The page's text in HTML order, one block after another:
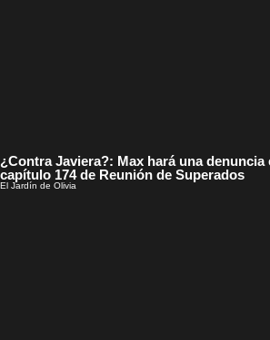
¿Contra Javiera?: Max hará una denuncia
capítulo 174 de Reunión de Superados
El Jardín de Olivia